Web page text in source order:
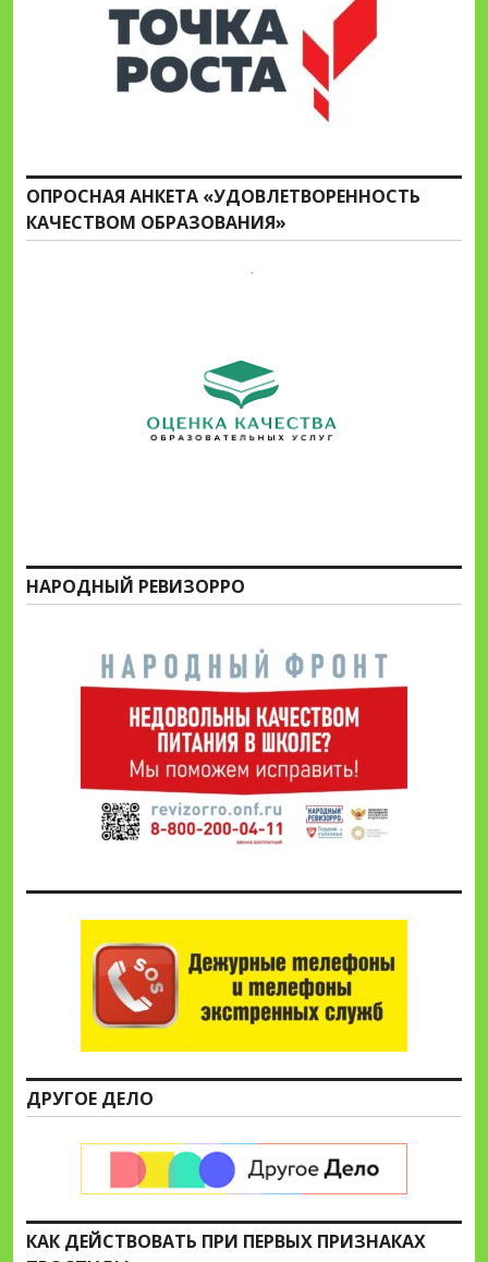
ОПРОСНАЯ АНКЕТА «УДОВЛЕТВОРЕННОСТЬ
КАЧЕСТВОМ ОБРАЗОВАНИЯ»
НАРОДНЫЙ РЕВИЗОРРО
ДРУГОЕ ДЕЛО
КАК ДЕЙСТВОВАТЬ ПРИ ПЕРВЫХ ПРИЗНАКАХ